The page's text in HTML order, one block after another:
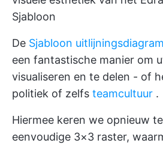
Sjabloon
De Sjabloon
een fantastische manier om
visualiseren en te delen - of
politiek of zelfs teamcultuur .
Hiermee keren we opnieuw
eenvoudige 3×3 raster,